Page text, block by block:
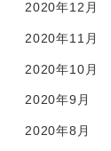
2020年12月
2020年11月
2020年10月
2020年9月
2020年8月